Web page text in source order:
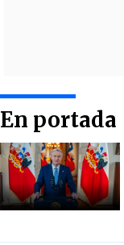
En portada